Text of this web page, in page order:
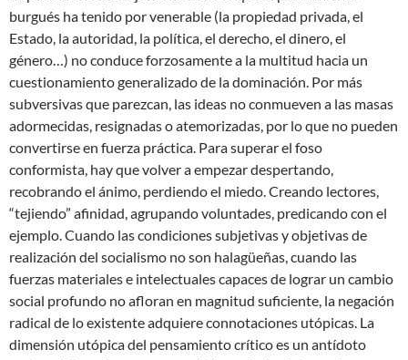
burgués ha tenido por venerable (la propiedad privada, el
Estado, la autoridad, la política, el derecho, el dinero, el
género…) no conduce forzosamente a la multitud hacia un
cuestionamiento generalizado de la dominación. Por más
subversivas que parezcan, las ideas no conmueven a las masas
adormecidas, resignadas o atemorizadas, por lo que no pueden
convertirse en fuerza práctica. Para superar el foso
conformista, hay que volver a empezar despertando,
recobrando el ánimo, perdiendo el miedo. Creando lectores,
“tejiendo” afinidad, agrupando voluntades, predicando con el
ejemplo. Cuando las condiciones subjetivas y objetivas de
realización del socialismo no son halagüeñas, cuando las
fuerzas materiales e intelectuales capaces de lograr un cambio
social profundo no afloran en magnitud suficiente, la negación
radical de lo existente adquiere connotaciones utópicas. La
dimensión utópica del pensamiento crítico es un antídoto